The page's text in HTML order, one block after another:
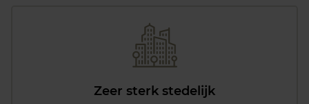
Zeer sterk stedelijk